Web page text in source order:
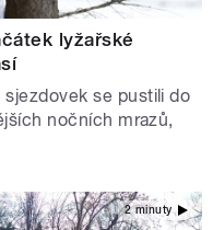
lyžařské
se pustili do
nočních mrazů,
2 minuty